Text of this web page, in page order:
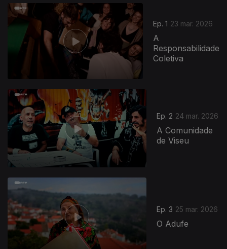
Ep. 1 23 mar. 2026
A
Responsabilidade
Coletiva
Ep. 2 24 mar. 2026
A Comunidade
de Viseu
Ep. 3 25 mar. 2026
O Adufe